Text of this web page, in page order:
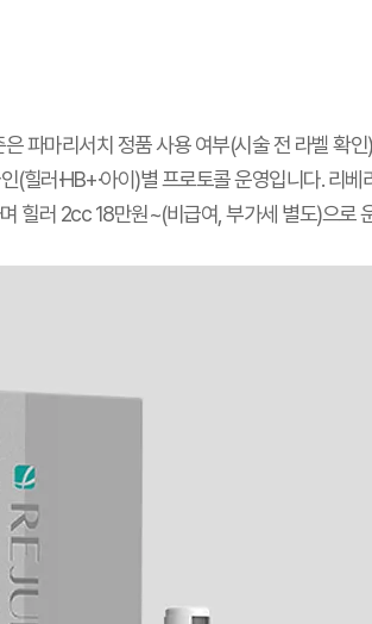
파마리서치 정품 사용 여부(시술 전 라벨 확
(힐러·HB+·아이)별 프로토콜 운영입니다. 리베
힐러 2cc 18만원~(비급여, 부가세 별도)으로